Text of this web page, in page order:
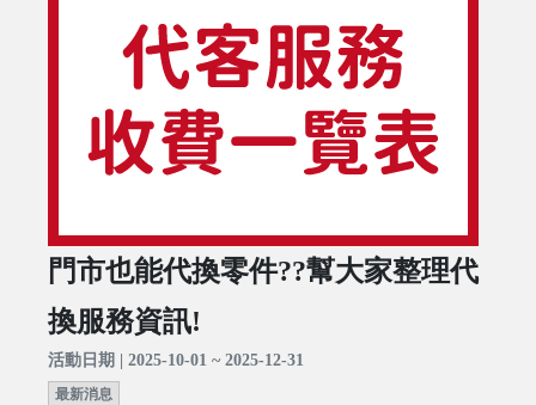
門市也能代換零件??幫大家整理代
換服務資訊!
活動日期 | 2025-10-01 ~ 2025-12-31
最新消息